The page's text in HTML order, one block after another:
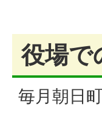
役場で
毎月朝日